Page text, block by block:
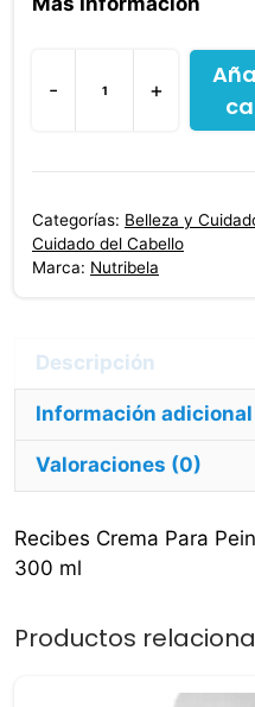
-
Crema
Para
Peinar
15
+
Categorías: Belleza y
Cuidado del Cabello
Marca: Nutribela
Información adicional
Valoraciones (0)
Recibes Crema Para
300 ml
Productos